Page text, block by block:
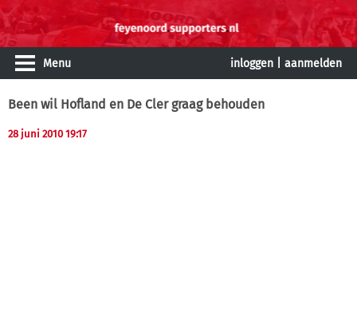
Menu inloggen aanmelden
Been wil Hofland en De Cler graag behouden
28 juni 2010 19:17